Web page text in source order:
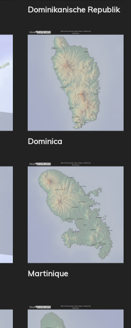
Dominikanische Republik
Dominica
Martinique